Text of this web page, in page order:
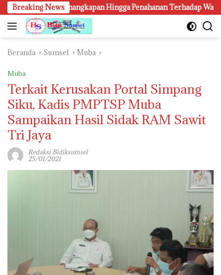
Langsung
ke
konten
Breaking News
Penangkapan Hingga Penahanan Terhadap Wakil Bupati
Beranda Sumsel Muba
Muba
Terkait Kerusakan Portal Simpang
Siku, Kadis PMPTSP Muba
Sampaikan Hasil Sidak RAM Sawit
Tri Jaya
Redaksi Bidiksumsel
25/01/2021